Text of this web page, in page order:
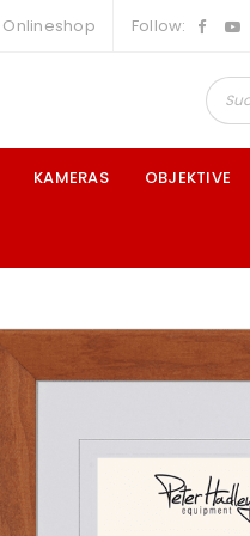
Onlineshop Follow:
KAMERAS OBJEKTIVE